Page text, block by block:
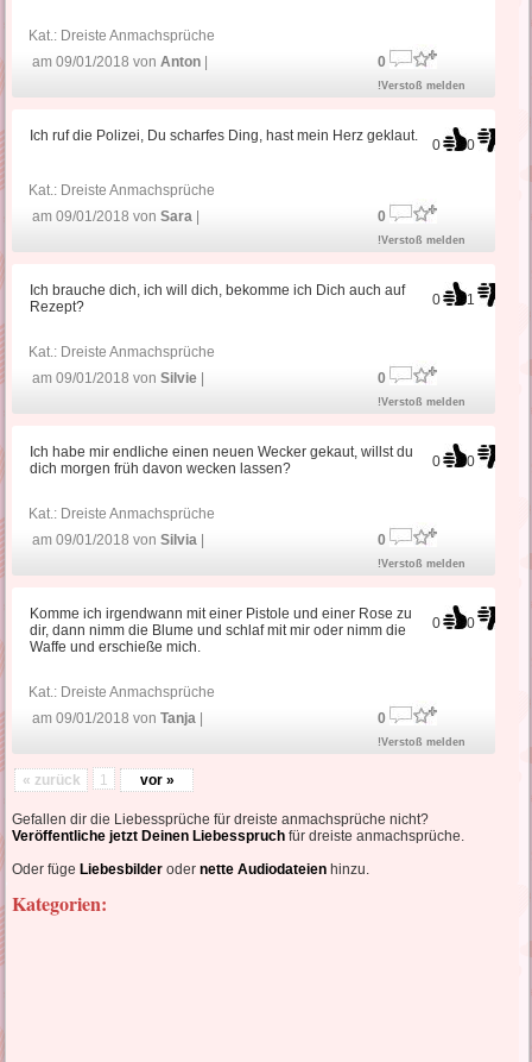
Kat.: Dreiste Anmachsprüche
am 09/01/2018 vonAnton 0
!Verstoß melden
0 0
Ich ruf die Polizei, Du scharfes Ding, hast mein Herz geklaut.
Kat.: Dreiste Anmachsprüche
am 09/01/2018 vonSara 0
!Verstoß melden
0 1
Ich brauche dich, ich will dich, bekomme ich Dich auch auf
Rezept?
Kat.: Dreiste Anmachsprüche
am 09/01/2018 vonSilvie 0
!Verstoß melden
0 0
Ich habe mir endliche einen neuen Wecker gekaut, willst du
dich morgen früh davon wecken lassen?
Kat.: Dreiste Anmachsprüche
am 09/01/2018 vonSilvia 0
!Verstoß melden
0 0
Komme ich irgendwann mit einer Pistole und einer Rose zu
dir, dann nimm die Blume und schlaf mit mir oder nimm die
Waffe und erschieße mich.
Kat.: Dreiste Anmachsprüche
am 09/01/2018 vonTanja 0
!Verstoß melden
« zurück 1 vor »
Gefallen dir die Liebessprüche für dreiste anmachsprüche nicht?
Veröffentliche jetzt Deinen Liebesspruch für dreiste anmachsprüche.
Oder füge Liebesbilder odernette Audiodateien hinzu.
Kategorien: